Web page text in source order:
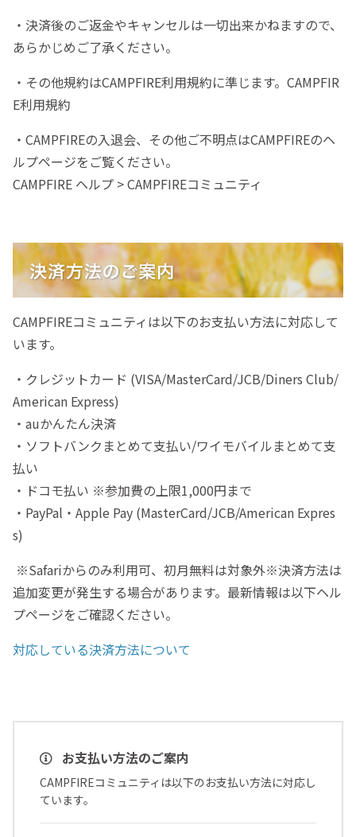
・決済後のご返金やキャンセルは一切出来かねますので、
あらかじめご了承ください。
・その他規約はCAMPFIRE利用規約に準じます。CAMPFIR
E利用規約
・CAMPFIREの入退会、その他ご不明点はCAMPFIREのヘ
ルプページをご覧ください。
CAMPFIRE ヘルプ > CAMPFIREコミュニティ
CAMPFIREコミュニティは以下のお支払い方法に対応して
います。
・クレジットカード (VISA/MasterCard/JCB/Diners Club/
American Express)
・auかんたん決済
・ソフトバンクまとめて支払い/ワイモバイルまとめて支
払い
・ドコモ払い ※参加費の上限1,000円まで
・PayPal・Apple Pay (MasterCard/JCB/American Expres
s)
※Safariからのみ利用可、初月無料は対象外※決済方法は
追加変更が発生する場合があります。最新情報は以下ヘル
プページをご確認ください。
対応している決済方法について
お支払い方法のご案内
CAMPFIREコミュニティは以下のお支払い方法に対応し
ています。